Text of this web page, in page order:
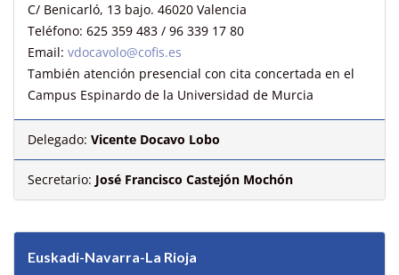
C/ Benicarló, 13 bajo. 46020 Valencia
Teléfono: 625 359 483 / 96 339 17 80
Email: vdocavolo@cofis.es
También atención presencial con cita concertada en el
Campus Espinardo de la Universidad de Murcia
Delegado: Vicente Docavo Lobo
Secretario: José Francisco Castejón Mochón
Euskadi-Navarra-La Rioja